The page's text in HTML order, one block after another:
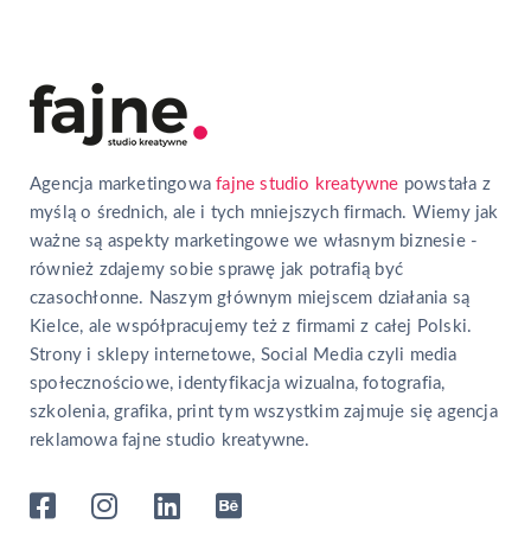
Agencja marketingowafajne studio kreatywne powstała z
myślą o średnich, ale i tych mniejszych firmach. Wiemy jak
ważne są aspekty marketingowe we własnym biznesie -
również zdajemy sobie sprawę jak potrafią być
czasochłonne. Naszym głównym miejscem działania są
Kielce, ale współpracujemy też z firmami z całej Polski.
Strony i sklepy internetowe, Social Media czyli media
społecznościowe, identyfikacja wizualna, fotografia,
szkolenia, grafika, print tym wszystkim zajmuje się agencja
reklamowa fajne studio kreatywne.